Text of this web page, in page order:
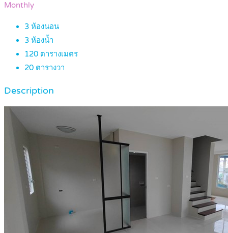
Monthly
3 ห้องนอน
3 ห้องน้ำ
120 ตารางเมตร
20 ตารางวา
Description